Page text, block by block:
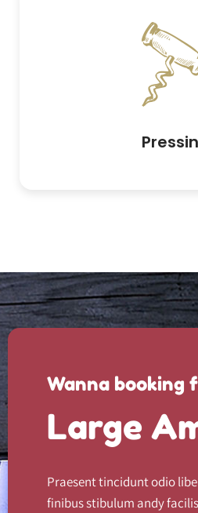
Wanna booking
Large
Praesent tincidunt odio
finibus stibulum andy